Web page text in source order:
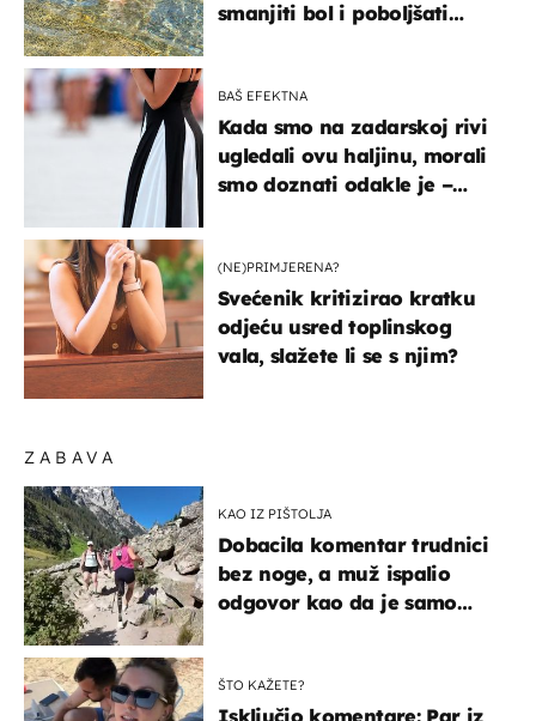
ZABAVA
KAO IZ PIŠTOLJA
Dobacila komentar trudnici
bez noge, a muž ispalio
odgovor kao da je samo
ŠTO KAŽETE?
smanjiti bol i poboljšati
BAŠ EFEKTNA
Kada smo na zadarskoj rivi
ugledali ovu haljinu, morali
smo doznati odakle je –
(NE)PRIMJERENA?
Svećenik kritizirao kratku
odjeću usred toplinskog
vala, slažete li se s njim?